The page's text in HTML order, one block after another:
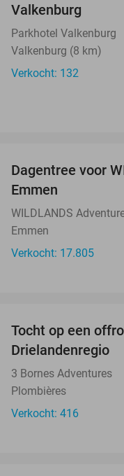
Valkenburg
Parkhotel Valkenburg
Valkenburg (8 km)
Verkocht: 132
Dagentree voor
Emmen
WILDLANDS
Emmen
Verkocht: 17.805
Tocht op een
Drielandenregio
3 Bornes Adventures
Plombières
Verkocht: 416